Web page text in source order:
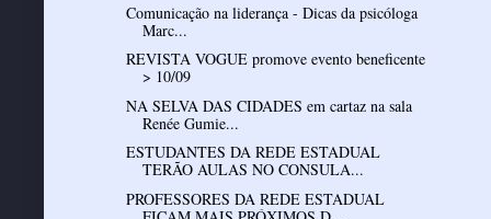
Comunicação na liderança - Dicas da psicóloga
Marc...
REVISTA VOGUE promove evento beneficente
> 10/09
NA SELVA DAS CIDADES em cartaz na sala
Renée Gumie...
ESTUDANTES DA REDE ESTADUAL
TERÃO AULAS NO CONSULA...
PROFESSORES DA REDE ESTADUAL